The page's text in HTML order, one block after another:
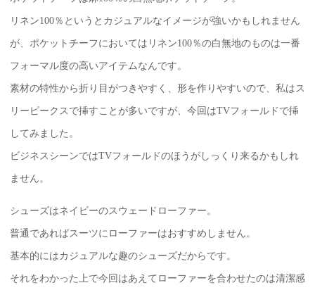
リネン100％というとカジュアルなイメージが強いかもしれません
が、ポケットチーフにおいてはリネン100％の白無地のものは一番
フォーマル度の高いアイテムなんです。
素材の特性から折り目がつきやすく、形を作りやすいので、私はス
リーピークスで挿すことが多いですが、今回はTVフォールドで挿
してみました。
ビジネスシーンではTVフォールドのほうがしっくり来るかもしれ
ません。
シューズはネイビーのスウェードローファー。
普通であればスーツにローファーはおすすめしません。
基本的にはカジュアルな趣のシューズだからです。
それをわかった上で今回はあえてローファーを合わせたのは清潔感